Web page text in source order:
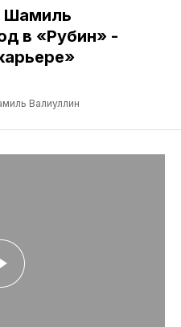
Шамиль
в «Рубин» -
Валиуллин